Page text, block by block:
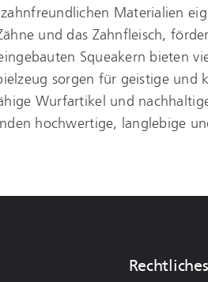
Materialien
und das Zahnfleisch,
Squeakern bieten
sorgen für geistige
Wurfartikel und
hochwertige, langlebige
Rechtliches